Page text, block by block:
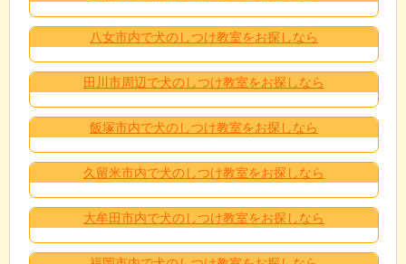
八女市内で犬のしつけ教室をお探しなら
田川市周辺で犬のしつけ教室をお探しなら
飯塚市内で犬のしつけ教室をお探しなら
久留米市内で犬のしつけ教室をお探しなら
大牟田市内で犬のしつけ教室をお探しなら